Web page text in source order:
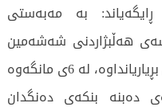
ڕایگەیاند: بە مەبەستی
هەڵبژاردنی شەشەمین
خولی ئەنجومەنی نوێنەرانی عێراق بڕیاریانداوە، لە 6ی مانگەوە
دەبنە بنکەی دەنگدان